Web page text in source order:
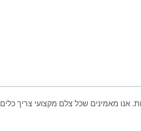
אנו מאמינים שכל צלם מקצועי צריך כלים